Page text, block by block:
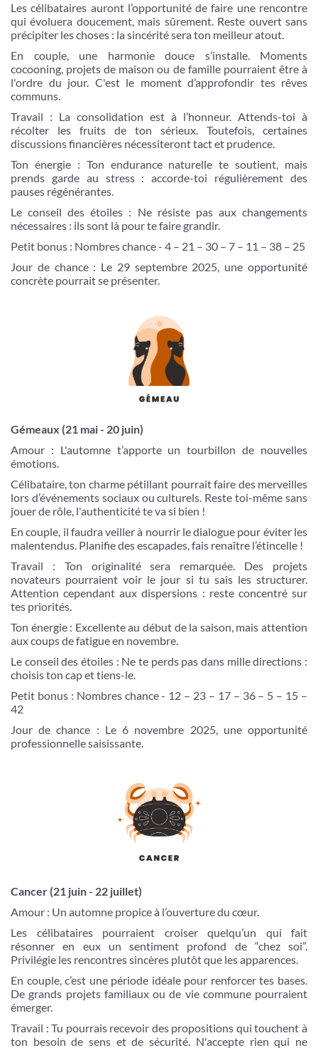
Les célibataires auront l’opportunité de faire une rencontre
qui évoluera doucement, mais sûrement. Reste ouvert sans
précipiter les choses : la sincérité sera ton meilleur atout.
En couple, une harmonie douce s’installe. Moments
cocooning, projets de maison ou de famille pourraient être à
l'ordre du jour. C'est le moment d’approfondir tes rêves
communs.
Travail : La consolidation est à l’honneur. Attends-toi à
récolter les fruits de ton sérieux. Toutefois, certaines
discussions financières nécessiteront tact et prudence.
Ton énergie : Ton endurance naturelle te soutient, mais
prends garde au stress : accorde-toi régulièrement des
pauses régénérantes.
Le conseil des étoiles : Ne résiste pas aux changements
nécessaires : ils sont là pour te faire grandir.
Petit bonus : Nombres chance - 4 – 21 – 30 – 7 – 11 – 38 – 25
Jour de chance : Le 29 septembre 2025, une opportunité
concrète pourrait se présenter.
Gémeaux (21 mai - 20 juin)
Amour : L'automne t’apporte un tourbillon de nouvelles
émotions.
Célibataire, ton charme pétillant pourrait faire des merveilles
lors d’événements sociaux ou culturels. Reste toi-même sans
jouer de rôle, l'authenticité te va si bien !
En couple, il faudra veiller à nourrir le dialogue pour éviter les
malentendus. Planifie des escapades, fais renaître l’étincelle !
Travail : Ton originalité sera remarquée. Des projets
novateurs pourraient voir le jour si tu sais les structurer.
Attention cependant aux dispersions : reste concentré sur
tes priorités.
Ton énergie : Excellente au début de la saison, mais attention
aux coups de fatigue en novembre.
Le conseil des étoiles : Ne te perds pas dans mille directions :
choisis ton cap et tiens-le.
Petit bonus : Nombres chance - 12 – 23 – 17 – 36 – 5 – 15 –
42
Jour de chance : Le 6 novembre 2025, une opportunité
professionnelle saisissante.
Cancer (21 juin - 22 juillet)
Amour : Un automne propice à l’ouverture du cœur.
Les célibataires pourraient croiser quelqu’un qui fait
résonner en eux un sentiment profond de “chez soi”.
Privilégie les rencontres sincères plutôt que les apparences.
En couple, c’est une période idéale pour renforcer tes bases.
De grands projets familiaux ou de vie commune pourraient
émerger.
Travail : Tu pourrais recevoir des propositions qui touchent à
ton besoin de sens et de sécurité. N'accepte rien qui ne